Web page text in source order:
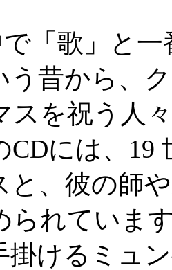
「歌」と
う昔から、
スを祝う人
CDには、
と、彼の師
られていま
けるミュ